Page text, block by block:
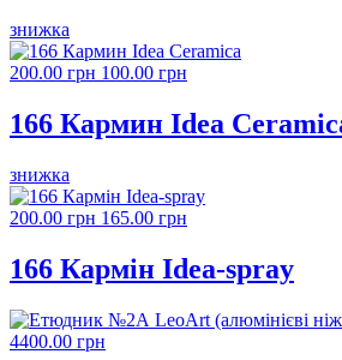
знижка
200.00 грн 100.00 грн
166 Кармин Idea
знижка
200.00 грн 165.00 грн
166 Кармін Idea-spray
4400.00 грн